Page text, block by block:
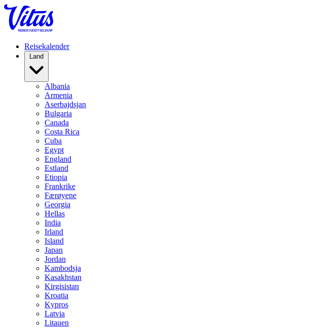
Reisekalender
Albania
Armenia
Aserbajdsjan
Bulgaria
Canada
Costa Rica
Cuba
Egypt
England
Estland
Etiopia
Frankrike
Færøyene
Georgia
Hellas
India
Irland
Island
Japan
Jordan
Kambodsja
Kasakhstan
Kirgisistan
Kroatia
Kypros
Latvia
Litauen